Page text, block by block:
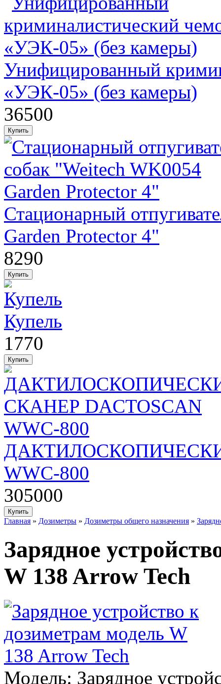
Унифицированный
«УЭК-05» (без камеры)
36500
Стационарный
Garden Protector 4"
8290
Купель
1770
WWC-800
305000
Главная » Дозиметры » Дозиметры общего назначения »
Зарядное
W 138 Arrow Tech
Модель: Зарядное